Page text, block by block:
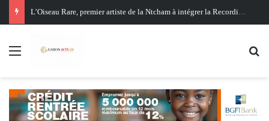
Oligui Nguema au Ghana : Libreville mise sur Accra pour renforcer sa stratégie diplomatique et économique
Menu